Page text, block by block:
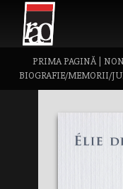
PRIMA PAGINĂ|
BIOGRAFIE/MEMORII/